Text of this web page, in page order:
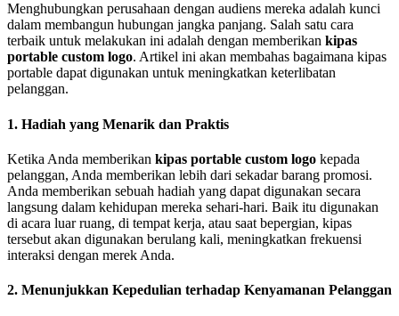
Menghubungkan perusahaan dengan audiens mereka adalah kunci
dalam membangun hubungan jangka panjang. Salah satu cara
terbaik untuk melakukan ini adalah dengan memberikan kipas
portable custom logo. Artikel ini akan membahas bagaimana kipas
portable dapat digunakan untuk meningkatkan keterlibatan
pelanggan.
1. Hadiah yang Menarik dan Praktis
Ketika Anda memberikan kipas portable custom logo kepada
pelanggan, Anda memberikan lebih dari sekadar barang promosi.
Anda memberikan sebuah hadiah yang dapat digunakan secara
langsung dalam kehidupan mereka sehari-hari. Baik itu digunakan
di acara luar ruang, di tempat kerja, atau saat bepergian, kipas
tersebut akan digunakan berulang kali, meningkatkan frekuensi
interaksi dengan merek Anda.
2. Menunjukkan Kepedulian terhadap Kenyamanan Pelanggan